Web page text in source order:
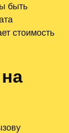
быть
стоимость